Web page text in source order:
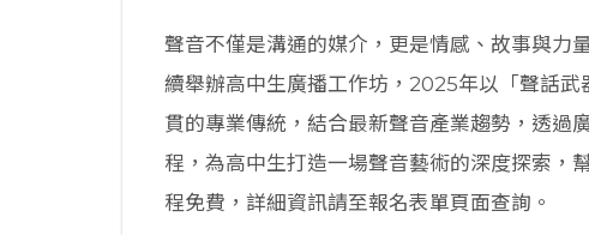
聲音不僅是溝通的媒介，更是情感、故事與力
續舉辦高中生廣播工作坊，2025年以「聲話
貫的專業傳統，結合最新聲音產業趨勢，透
程，為高中生打造一場聲音藝術的深度探索，
程免費，詳細資訊請至報名表單頁面查詢。